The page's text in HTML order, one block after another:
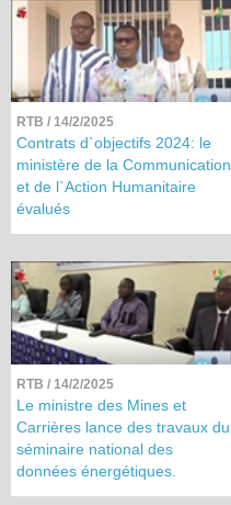
RTB / 14/2/2025
Contrats d`objectifs 2024: le
ministère de la Communication
et de l`Action Humanitaire
évalués
RTB / 14/2/2025
Le ministre des Mines et
Carrières lance des travaux du
séminaire national des
données énergétiques.